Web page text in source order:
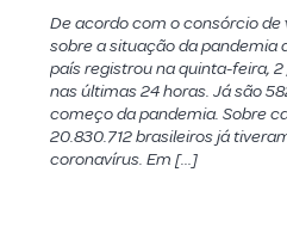
De acordo com o consórcio
sobre a situação da pandemia
país registrou na quinta-feira,
nas últimas 24 horas. Já são
começo da pandemia. Sobre
20.830.712 brasileiros já
coronavírus. Em […]